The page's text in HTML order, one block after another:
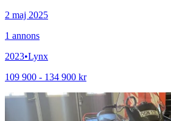
2 maj 2025
1 annons
2023•Lynx
109 900 - 134 900 kr